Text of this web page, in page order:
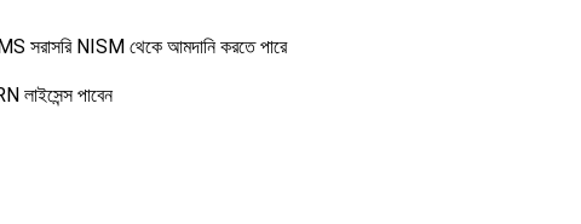
সরাসরি NISM থেকে আমদানি করতে পারে
লাইসেন্স পাবেন